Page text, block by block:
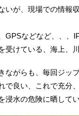
いが、現場での情報
GPSなどなど、、、
けている、海上、川
ながらも、毎回ジッ
良い、これで充分
浸水の危険に晒してい